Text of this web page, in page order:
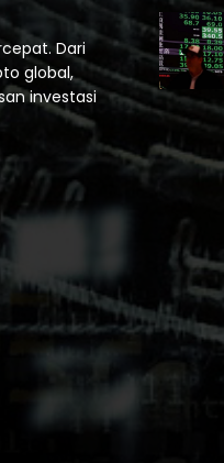
Dari
global,
investasi